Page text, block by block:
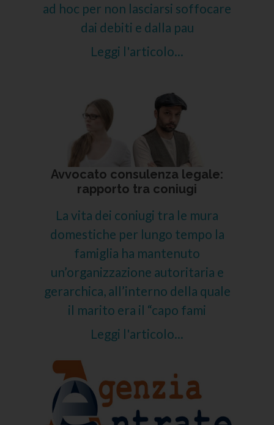
ad hoc per non lasciarsi soffocare
dai debiti e dalla pau
Leggi l'articolo...
Avvocato consulenza legale:
rapporto tra coniugi
La vita dei coniugi tra le mura
domestiche per lungo tempo la
famiglia ha mantenuto
un’organizzazione autoritaria e
gerarchica, all’interno della quale
il marito era il “capo fami
Leggi l'articolo...